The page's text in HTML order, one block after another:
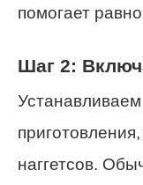
помогает
Шаг 2:
наггетсов.